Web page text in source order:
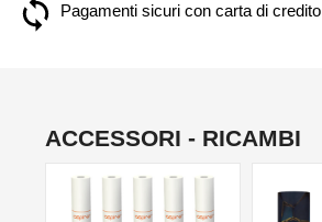
Pagamenti sicuri con carta di credito
ACCESSORI - RICAMBI